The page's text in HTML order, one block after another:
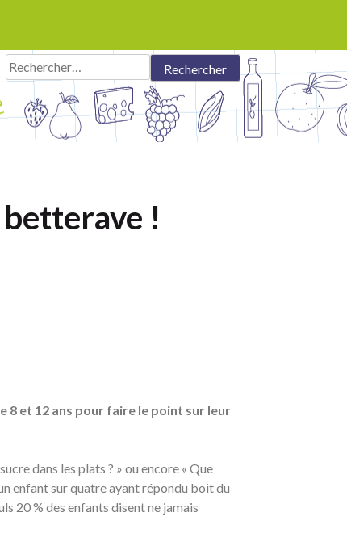
Rechercher :
betterave !
8 et 12 ans pour faire le point sur leur
dans les plats ? » ou encore « Que
enfant sur quatre ayant répondu boit du
20 % des enfants disent ne jamais